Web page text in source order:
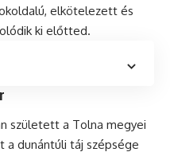
elkötelezett és
ki előtted.
született a Tolna megyei
a dunántúli táj szépsége